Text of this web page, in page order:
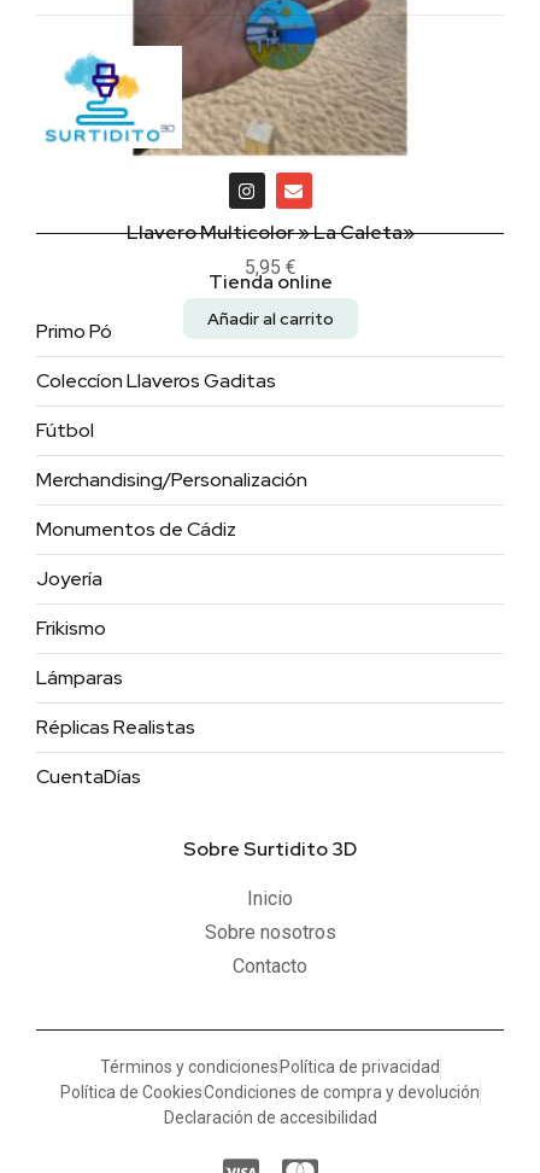
Llavero Multicolor » La Caleta»
5,95 €
Añadir al carrito
Tienda online
Primo Pó
Coleccíon Llaveros Gaditas
Fútbol
Merchandising/Personalización
Monumentos de Cádiz
Joyería
Frikismo
Lámparas
Réplicas Realistas
CuentaDías
Sobre Surtidito 3D
Inicio
Sobre nosotros
Contacto
Términos y condiciones Política de privacidad
Política de CookiesCondiciones de compra y devolución
Declaración de accesibilidad